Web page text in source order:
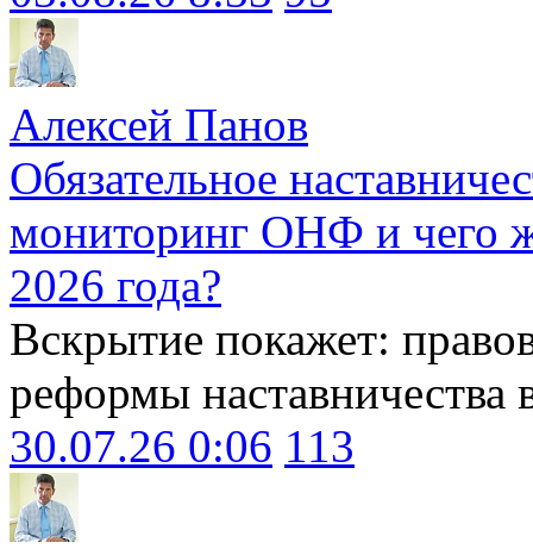
Алексей Панов
Обязательное
мониторинг ОНФ и чего
2026 года?
Вскрытие покажет:
реформы наставничества
30.07.26 0:06 113